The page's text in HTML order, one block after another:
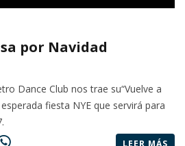
por Navidad
Dance Club nos trae su“Vuelve a
fiesta NYE que servirá para
LEER MÁS